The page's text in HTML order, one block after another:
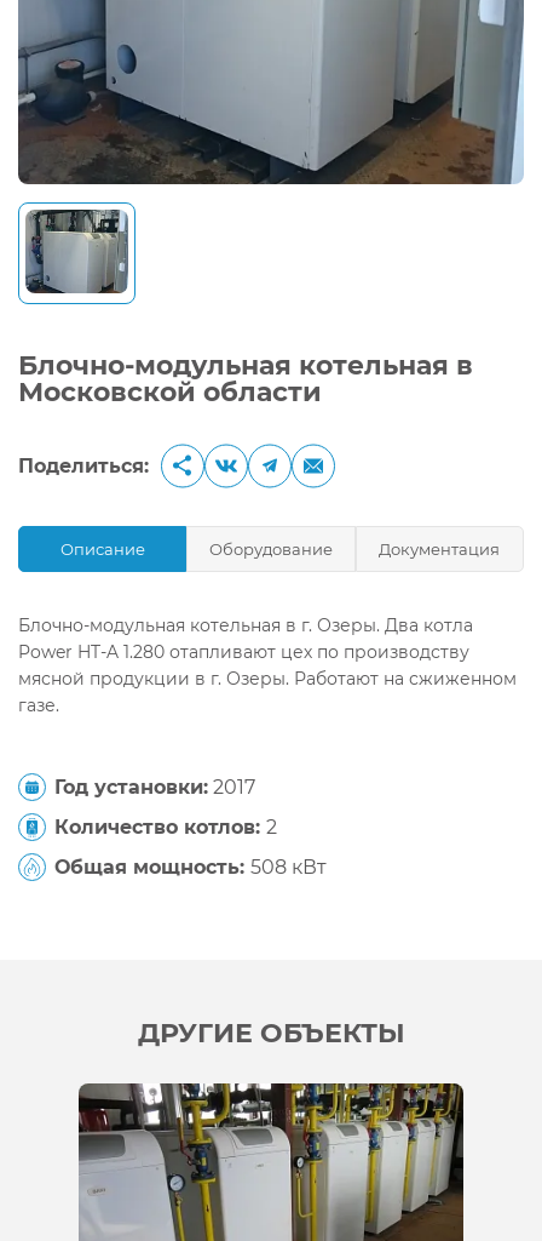
Блочно-модульная котельная в
Московской области
Поделиться:
Описание Оборудование Документация
Блочно-модульная котельная в г. Озеры. Два котла
Power HT-A 1.280 отапливают цех по производству
мясной продукции в г. Озеры. Работают на сжиженном
газе.
Год установки: 2017
Количество котлов: 2
Общая мощность: 508 кВт
ДРУГИЕ ОБЪЕКТЫ